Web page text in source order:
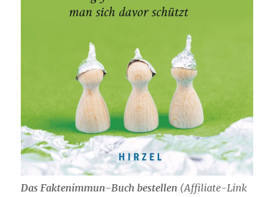
Das Faktenimmun-Buch bestellen (Affiliate-Link